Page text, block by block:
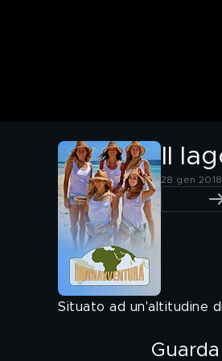
Il
28 gen
Situato ad un'altitudine